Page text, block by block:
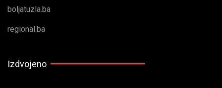
boljatuzla.ba
regional.ba
Izdvojeno